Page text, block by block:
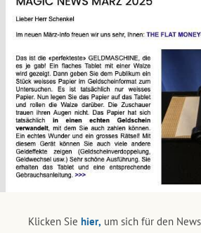
Klicken Sie hier, um sich für den